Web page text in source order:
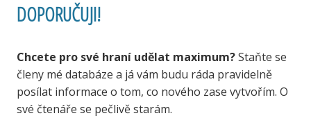
DOPORUČUJI!
Chcete pro své hraní udělat maximum?Staňte se
členy mé databáze a já vám budu ráda pravidelně
posílat informace o tom, co nového zase vytvořím. O
své čtenáře se pečlivě starám.